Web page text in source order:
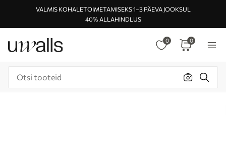
VALMIS KOHALETOIMETAMISEKS 1–3 PÄEVA JOOKSUL
40% ALLAHINDLUS
0 0